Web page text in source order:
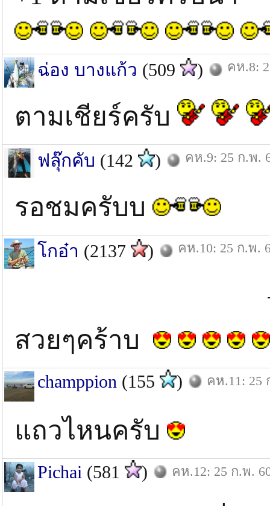
ฉ่อง บางแก้ว (509 ) คห.8:
ตามเชียร์ครับ
ฟลุ๊กคับ (142 ) คห.9: 25 ก.พ.
รอชมครับบ
โกอ๋า (2137 ) คห.10: 25 ก.พ.
++++ รอช
สวยๆคร้าบ
champpion (155 ) คห.11: 25
แถวไหนครับ
Pichai (581 ) คห.12: 25 ก.พ.